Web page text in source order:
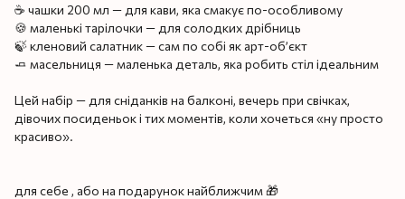
☕ чашки 200 мл — для кави, яка смакує по-особливому
🍪 маленькі тарілочки — для солодких дрібниць
🍃 кленовий салатник — сам по собі як арт-об’єкт
🧈 масельниця — маленька деталь, яка робить стіл ідеальним
Цей набір — для сніданків на балконі, вечерь при свічках,
дівочих посиденьок і тих моментів, коли хочеться «ну просто
красиво».
для себе , або на подарунок найближчим 🎁